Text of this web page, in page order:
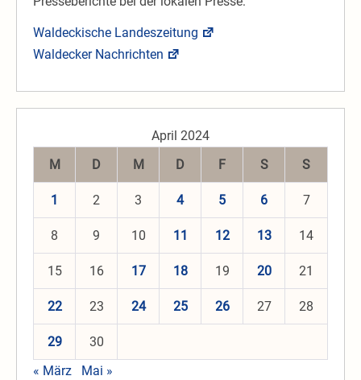
Waldeckische Landeszeitung
Waldecker Nachrichten
April 2024
M
D M D F S S
1 2 3 4 5 6 7
8 9 10 11 12 13 14
15 16 17 18 19 20 21
22 23 24 25 26 27 28
29
30
« März
Mai »